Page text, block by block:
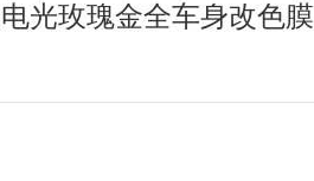
光玫瑰金全车身改色膜